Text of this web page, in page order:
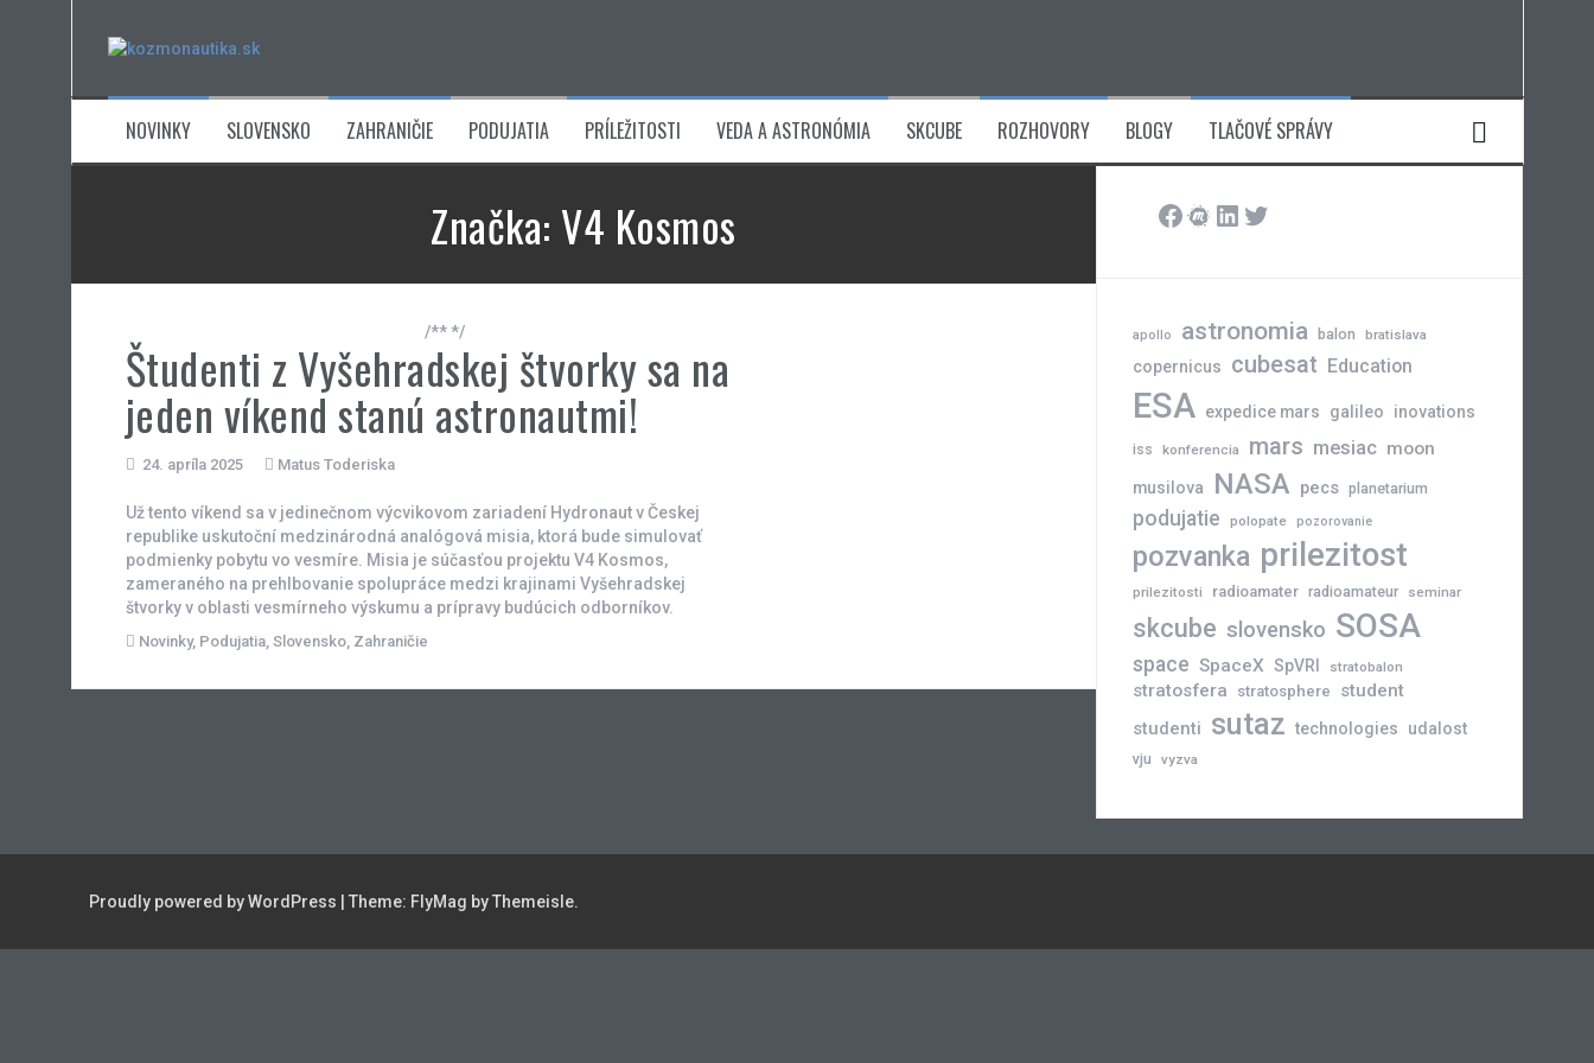
NOVINKY SLOVENSKO ZAHRANIČIE PODUJATIA PRÍLEŽITOSTI VEDA A ASTRONÓMIA SKCUBE ROZHOVORY BLOGY TLAČOVÉ SPRÁVY
Značka: V4 Kosmos
/** */
Študenti z Vyšehradskej štvorky sa na
jeden víkend stanú astronautmi!
24. apríla 2025 Matus Toderiska
Už tento víkend sa v jedinečnom výcvikovom zariadení Hydronaut v Českej
republike uskutoční medzinárodná analógová misia, ktorá bude simulovať
podmienky pobytu vo vesmíre. Misia je súčasťou projektu V4 Kosmos,
zameraného na prehlbovanie spolupráce medzi krajinami Vyšehradskej
štvorky v oblasti vesmírneho výskumu a prípravy budúcich odborníkov.
Novinky, Podujatia, Slovensko, Zahraničie
Facebook
Meetup
LinkedIn
Twitter
apollo astronomia balon bratislava
copernicus cubesat Education
ESA expedice mars galileo inovations
iss konferencia mars mesiac moon
musilova NASA pecs planetarium
podujatie polopate pozorovanie
pozvanka prilezitost
prilezitosti radioamater radioamateur seminar
skcube slovensko SOSA
space SpaceX SpVRI stratobalon
stratosfera stratosphere
student
studenti sutaz technologies udalost
vju vyzva
Proudly powered by WordPress Theme: FlyMag by Themeisle.